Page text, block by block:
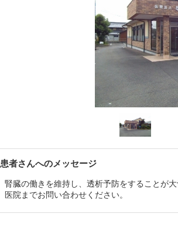
患者さんへのメッセージ
腎臓の働きを維持し、透析予防をすることが
医院までお問い合わせください。